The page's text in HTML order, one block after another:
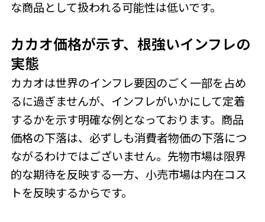
な商品として扱われる可能性は低いです。
カカオ価格が示す、根強いインフレの
実態
カカオは世界のインフレ要因のごく一部を占め
るに過ぎませんが、インフレがいかにして定着
するかを示す明確な例となっております。商品
価格の下落は、必ずしも消費者物価の下落につ
ながるわけではございません。先物市場は限界
的な期待を反映する一方、小売市場は内在コス
トを反映するからです。